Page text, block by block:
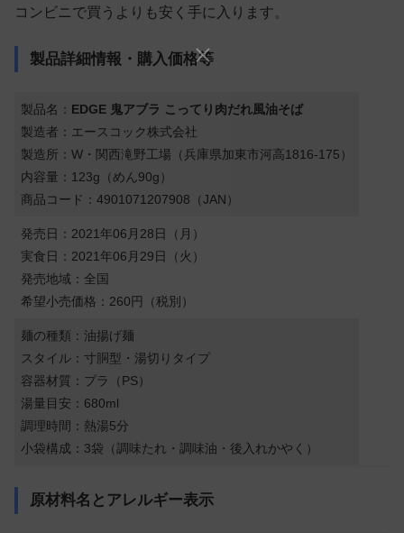
コンビニで買うよりも安く手に入ります。
製品詳細情報・購入価格等
製品名： EDGE 鬼アブラ こってり肉だれ風油そば
製造者：エースコック株式会社
製造所：W・関西滝野工場（兵庫県加東市河高1816-175）
内容量：123g（めん90g）
商品コード：4901071207908（JAN）
発売日：2021年06月28日（月）
実食日：2021年06月29日（火）
発売地域：全国
希望小売価格：260円（税別）
麺の種類：油揚げ麺
スタイル：寸胴型・湯切りタイプ
容器材質：プラ（PS）
湯量目安：680ml
調理時間：熱湯5分
小袋構成：3袋（調味たれ・調味油・後入れかやく）
原材料名とアレルギー表示